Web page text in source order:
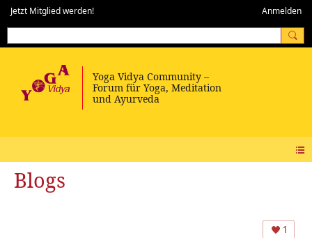
Jetzt Mitglied werden! Anmelden
Blogs
1